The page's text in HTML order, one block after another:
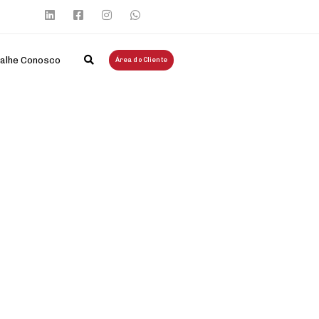
Conosco Área do Cliente